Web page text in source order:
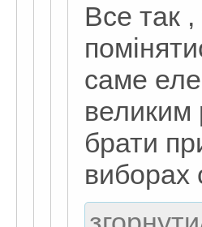
Все так
саме
великим
брати
виборах